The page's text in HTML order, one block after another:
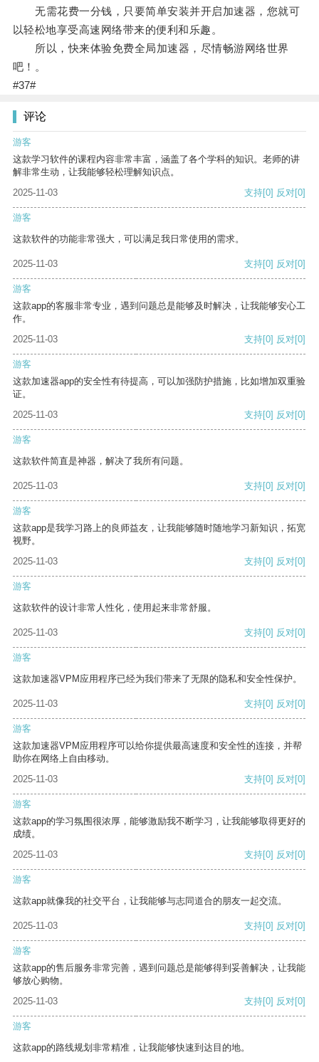
无需花费一分钱，只要简单安装并开启加速器，您就可
以轻松地享受高速网络带来的便利和乐趣。
所以，快来体验免费全局加速器，尽情畅游网络世界
吧！。
#37#
评论
游客
这款学习软件的课程内容非常丰富，涵盖了各个学科的知识。老师的讲
解非常生动，让我能够轻松理解知识点。
2025-11-03
支持[0] 反对[0]
游客
这款软件的功能非常强大，可以满足我日常使用的需求。
2025-11-03 支持[0] 反对[0]
游客
这款app的客服非常专业，遇到问题总是能够及时解决，让我能够安心工
作。
2025-11-03
支持[0] 反对[0]
游客
这款加速器app的安全性有待提高，可以加强防护措施，比如增加双重验
证。
2025-11-03
支持[0] 反对[0]
游客
这款软件简直是神器，解决了我所有问题。
2025-11-03 支持[0] 反对[0]
游客
这款app是我学习路上的良师益友，让我能够随时随地学习新知识，拓宽
视野。
2025-11-03
支持[0] 反对[0]
游客
这款软件的设计非常人性化，使用起来非常舒服。
2025-11-03 支持[0] 反对[0]
游客
这款加速器VPM应用程序已经为我们带来了无限的隐私和安全性保护。
2025-11-03 支持[0] 反对[0]
游客
这款加速器VPM应用程序可以给你提供最高速度和安全性的连接，并帮
助你在网络上自由移动。
2025-11-03
支持[0] 反对[0]
游客
这款app的学习氛围很浓厚，能够激励我不断学习，让我能够取得更好的
成绩。
2025-11-03
支持[0] 反对[0]
游客
这款app就像我的社交平台，让我能够与志同道合的朋友一起交流。
2025-11-03 支持[0] 反对[0]
游客
这款app的售后服务非常完善，遇到问题总是能够得到妥善解决，让我能
够放心购物。
2025-11-03
支持[0] 反对[0]
游客
这款app的路线规划非常精准，让我能够快速到达目的地。